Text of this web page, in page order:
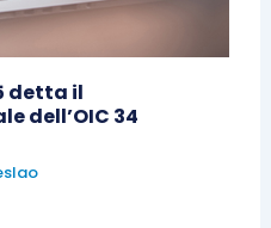
detta il
dell’OIC 34